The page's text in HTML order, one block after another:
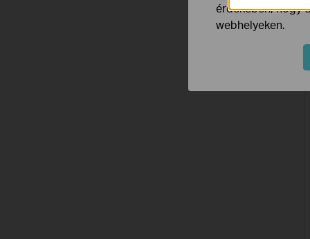
érdekében, hogy
webhelyeken.